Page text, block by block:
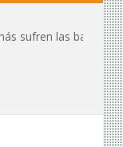
sufren las baterías?